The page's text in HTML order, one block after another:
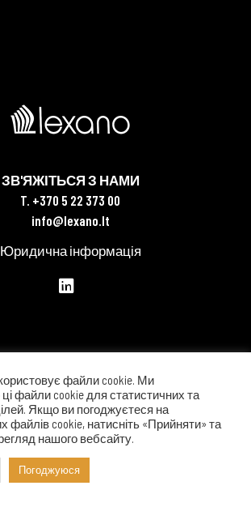
ЗВ'ЯЖІТЬСЯ З НАМИ
T. +370 5 22 373 00
info@lexano.lt
Юридична інформація
файли cookie. Ми
файли cookie для статистичних та
Якщо ви погоджуєтеся на
файлів cookie, натисніть «Прийняти» та
нашого вебсайту.
Погоджуюся